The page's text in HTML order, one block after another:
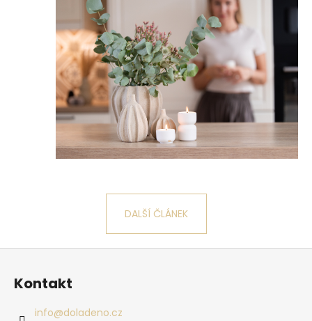
DALŠÍ ČLÁNEK
Kontakt
info@doladeno.cz